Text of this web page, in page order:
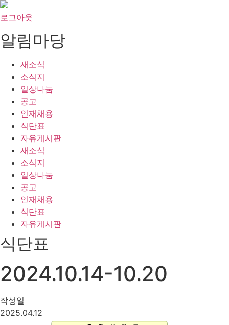
로그아웃
알림마당
새소식
소식지
일상나눔
공고
인재채용
식단표
자유게시판
새소식
소식지
일상나눔
공고
인재채용
식단표
자유게시판
식단표
2024.10.14-10.20
작성일
2025.04.12